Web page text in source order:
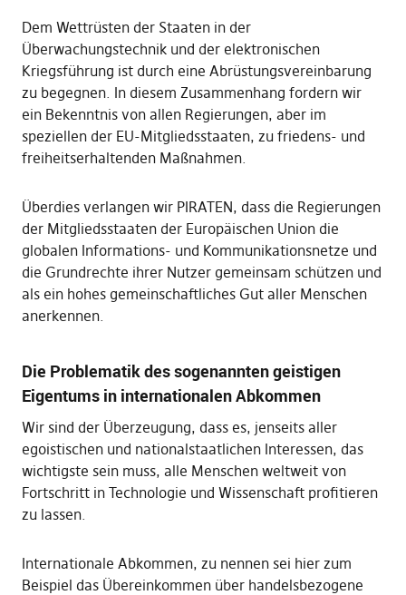
Dem Wettrüsten der Staaten in der
Überwachungstechnik und der elektronischen
Kriegsführung ist durch eine Abrüstungsvereinbarung
zu begegnen. In diesem Zusammenhang fordern wir
ein Bekenntnis von allen Regierungen, aber im
speziellen der EU-Mitgliedsstaaten, zu friedens- und
freiheitserhaltenden Maßnahmen.
Überdies verlangen wir PIRATEN, dass die Regierungen
der Mitgliedsstaaten der Europäischen Union die
globalen Informations- und Kommunikationsnetze und
die Grundrechte ihrer Nutzer gemeinsam schützen und
als ein hohes gemeinschaftliches Gut aller Menschen
anerkennen.
Die Problematik des sogenannten geistigen
Eigentums in internationalen Abkommen
Wir sind der Überzeugung, dass es, jenseits aller
egoistischen und nationalstaatlichen Interessen, das
wichtigste sein muss, alle Menschen weltweit von
Fortschritt in Technologie und Wissenschaft profitieren
zu lassen.
Internationale Abkommen, zu nennen sei hier zum
Beispiel das Übereinkommen über handelsbezogene